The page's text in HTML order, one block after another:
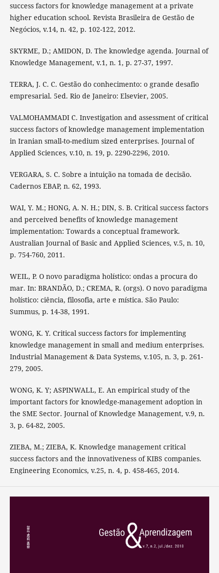
success factors for knowledge management at a private
higher education school. Revista Brasileira de Gestão de
Negócios, v.14, n. 42, p. 102-122, 2012.
SKYRME, D.; AMIDON, D. The knowledge agenda. Journal of
Knowledge Management, v.1, n. 1, p. 27-37, 1997.
TERRA, J. C. C. Gestão do conhecimento: o grande desafio
empresarial. 5ed. Rio de Janeiro: Elsevier, 2005.
VALMOHAMMADI C. Investigation and assessment of critical
success factors of knowledge management implementation
in Iranian small-to-medium sized enterprises. Journal of
Applied Sciences, v.10, n. 19, p. 2290-2296, 2010.
VERGARA, S. C. Sobre a intuição na tomada de decisão.
Cadernos EBAP, n. 62, 1993.
WAI, Y. M.; HONG, A. N. H.; DIN, S. B. Critical success factors
and perceived benefits of knowledge management
implementation: Towards a conceptual framework.
Australian Journal of Basic and Applied Sciences, v.5, n. 10,
p. 754-760, 2011.
WEIL, P. O novo paradigma holístico: ondas a procura do
mar. In: BRANDÃO, D.; CREMA, R. (orgs). O novo paradigma
holístico: ciência, filosofia, arte e mística. São Paulo:
Summus, p. 14-38, 1991.
WONG, K. Y. Critical success factors for implementing
knowledge management in small and medium enterprises.
Industrial Management & Data Systems, v.105, n. 3, p. 261-
279, 2005.
WONG, K. Y; ASPINWALL, E. An empirical study of the
important factors for knowledge-management adoption in
the SME Sector. Journal of Knowledge Management, v.9, n.
3, p. 64-82, 2005.
ZIEBA, M.; ZIEBA, K. Knowledge management critical
success factors and the innovativeness of KIBS companies.
Engineering Economics, v.25, n. 4, p. 458-465, 2014.